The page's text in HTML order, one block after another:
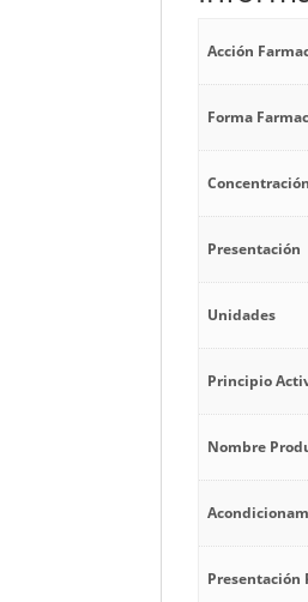
Acción
Forma
Concentración
Presentación
Unidades
Principio
Nombre
Presentación